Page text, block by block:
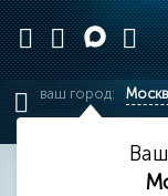
ваш город: